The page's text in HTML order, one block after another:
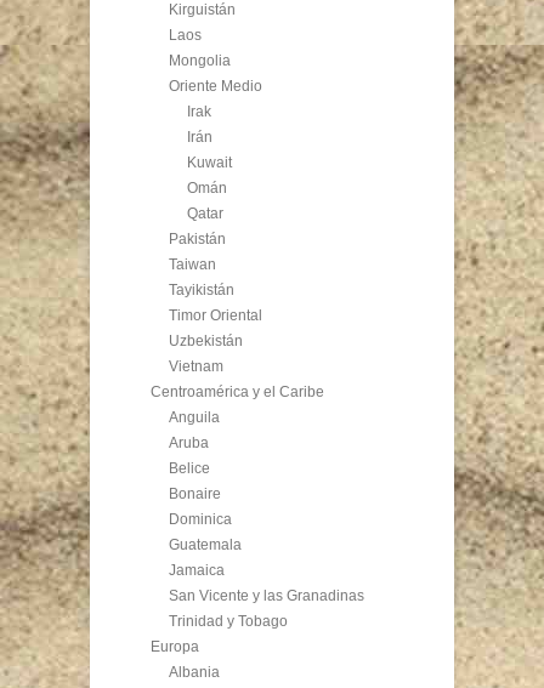
Kirguistán
Laos
Mongolia
Oriente Medio
Irak
Irán
Kuwait
Omán
Qatar
Pakistán
Taiwan
Tayikistán
Timor Oriental
Uzbekistán
Vietnam
Centroamérica y el Caribe
Anguila
Aruba
Belice
Bonaire
Dominica
Guatemala
Jamaica
San Vicente y las Granadinas
Trinidad y Tobago
Europa
Albania